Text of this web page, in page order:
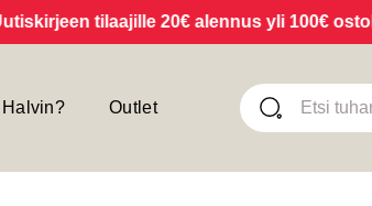
tilaajille 20€ alennus yli 100€
Outlet